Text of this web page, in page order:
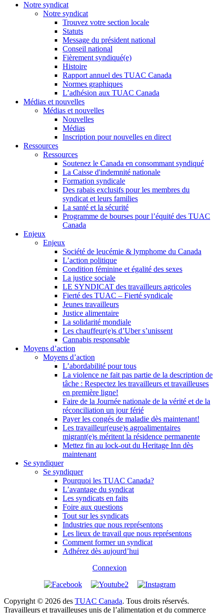
Notre syndicat
Notre syndicat
Trouvez votre section locale
Statuts
Message du président national
Conseil national
Fièrement syndiqué(e)
Histoire
Rapport annuel des TUAC Canada
Normes graphiques
L’adhésion aux TUAC Canada
Médias et nouvelles
Médias et nouvelles
Nouvelles
Médias
Inscription pour nouvelles en direct
Ressources
Ressources
Soutenez le Canada en consommant syndiqué
La Caisse d'indemnité nationale
Formation syndicale
Des rabais exclusifs pour les membres du
syndicat et leurs families
La santé et la sécurité
Programme de bourses pour l’équité des TUAC
Canada
Enjeux
Enjeux
Société de leucémie & lymphome du Canada
L’action politique
Condition féminine et égalité des sexes
La justice sociale
LE SYNDICAT des travailleurs agricoles
Fierté des TUAC – Fierté syndicale
Jeunes travailleurs
Justice alimentaire
La solidarité mondiale
Les chauffeur(e)s d’Uber s’unissent
Cannabis responsable
Moyens d’action
Moyens d’action
L’abordabilité pour tous
La violence ne fait pas partie de la description de
tâche : Respectez les travailleurs et travailleuses
en première ligne!
Faire de la Journée nationale de la vérité et de la
réconciliation un jour férié
Payer les congés de maladie dès maintenant!
Les travailleur(euse)s agroalimentaires
migrant(e)s méritent la résidence permanente
Mettez fin au lock-out du Heritage Inn dès
maintenant
Se syndiquer
Se syndiquer
Pourquoi les TUAC Canada?
L’avantage du syndicat
Les syndicats en faits
Foire aux questions
Tout sur les syndicats
Industries que nous représentons
Les lieux de travail que nous représentons
Comment former un syndicat
Adhérez dès aujourd’hui
Connexion
Copyright © 2026 des TUAC Canada. Tous droits réservés.
Travailleurs et travailleuses unis de l’alimentation et du commerce